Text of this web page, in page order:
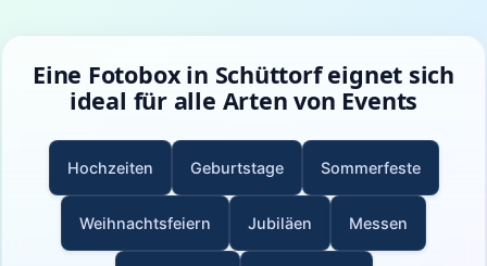
Eine Fotobox in Schüttorf eignet sich
ideal für alle Arten von Events
Hochzeiten Geburtstage Sommerfeste
Weihnachtsfeiern Jubiläen Messen